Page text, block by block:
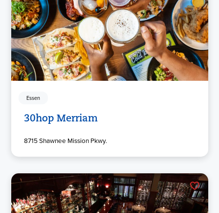
Essen
30hop Merriam
8715 Shawnee Mission Pkwy.